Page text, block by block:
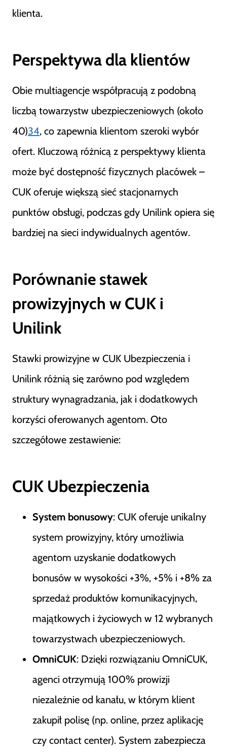
klienta.
Perspektywa dla klientów
Obie multiagencje współpracują z podobną
liczbą towarzystw ubezpieczeniowych (około
40)34, co zapewnia klientom szeroki wybór
ofert. Kluczową różnicą z perspektywy klienta
może być dostępność fizycznych placówek –
CUK oferuje większą sieć stacjonarnych
punktów obsługi, podczas gdy Unilink opiera się
bardziej na sieci indywidualnych agentów.
Porównanie stawek
prowizyjnych w CUK i
Unilink
Stawki prowizyjne w CUK Ubezpieczenia i
Unilink różnią się zarówno pod względem
struktury wynagradzania, jak i dodatkowych
korzyści oferowanych agentom. Oto
szczegółowe zestawienie:
CUK Ubezpieczenia
System bonusowy: CUK oferuje unikalny
system prowizyjny, który umożliwia
agentom uzyskanie dodatkowych
bonusów w wysokości +3%, +5% i +8% za
sprzedaż produktów komunikacyjnych,
majątkowych i życiowych w 12 wybranych
towarzystwach ubezpieczeniowych.
OmniCUK: Dzięki rozwiązaniu OmniCUK,
agenci otrzymują 100% prowizji
niezależnie od kanału, w którym klient
zakupił polisę (np. online, przez aplikację
czy contact center). System zabezpiecza